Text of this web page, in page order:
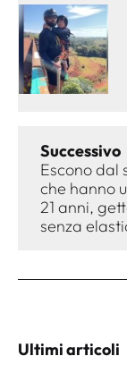
Successivo
Escono dal
che hanno
21 anni,
senza
Ultimi articoli